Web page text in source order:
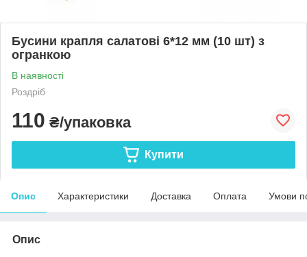
Бусини крапля салатові 6*12 мм (10 шт) з
огранкою
В наявності
Роздріб
110 ₴/упаковка
Купити
Опис Характеристики Доставка Оплата Умови
Опис